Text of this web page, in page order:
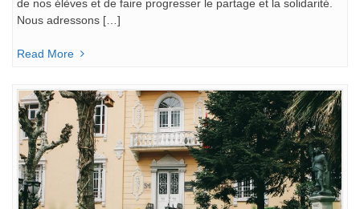
de nos élèves et de faire progresser le partage et la solidarité.
Nous adressons […]
Read More